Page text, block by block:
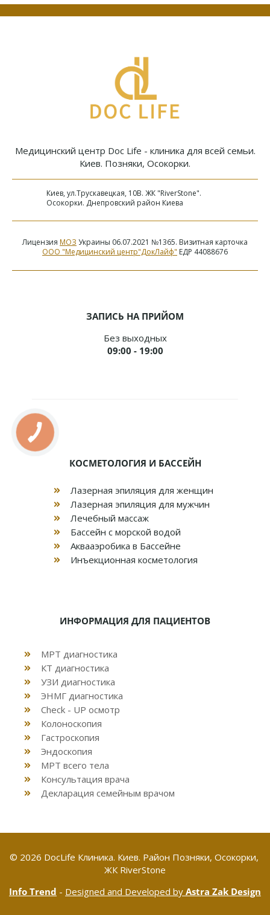
Медицинский центр Doc Life - клиника для всей семьи.
Киев. Позняки, Осокорки.
Киев, ул.Трускавецкая, 10В. ЖК "RiverStone".
Осокорки. Днепровский район Киева
Лицензия МОЗ Украины 06.07.2021 №1365. Визитная карточка
ООО "Медицинский центр"ДокЛайф" ЕДР 44088676
ЗАПИСЬ НА ПРИЙОМ
Без выходных
09:00 - 19:00
КОСМЕТОЛОГИЯ И БАССЕЙН
Лазерная эпиляция для женщин
Лазерная эпиляция для мужчин
Лечебный массаж
Бассейн с морской водой
Аквааэробика в Бассейне
Инъекционная косметология
ИНФОРМАЦИЯ ДЛЯ ПАЦИЕНТОВ
МРТ диагностика
КТ диагностика
УЗИ диагностика
ЭНМГ диагностика
Check - UP осмотр
Колоноскопия
Гастроскопия
Эндоскопия
МРТ всего тела
Консультация врача
Декларация семейным врачом
© 2026 DocLife Клиника. Киев. Район Позняки, Осокорки,
ЖК RiverStone
Info Trend - Designed and Developed by Astra Zak Design